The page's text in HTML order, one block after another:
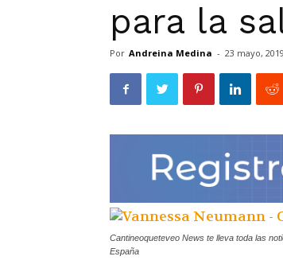
para la
Por Andreina Medina - 23 mayo, 2019
Cantineoqueteveo News te lleva toda las
España